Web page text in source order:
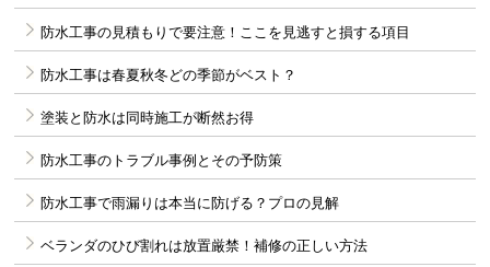
防水工事の見積もりで要注意！ここを見逃すと損する項目
防水工事は春夏秋冬どの季節がベスト？
塗装と防水は同時施工が断然お得
防水工事のトラブル事例とその予防策
防水工事で雨漏りは本当に防げる？プロの見解
ベランダのひび割れは放置厳禁！補修の正しい方法